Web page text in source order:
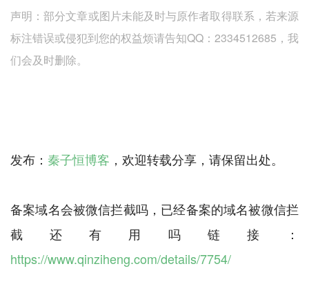
声明：部分文章或图片未能及时与原作者取得联系，若来源
标注错误或侵犯到您的权益烦请告知QQ：2334512685，我
们会及时删除。
发布： 秦子恒博客 ，欢迎转载分享，请保留出处。
备案域名会被微信拦截吗，已经备案的域名被微信拦
截还有用吗链接：
https://www.qinziheng.com/details/7754/